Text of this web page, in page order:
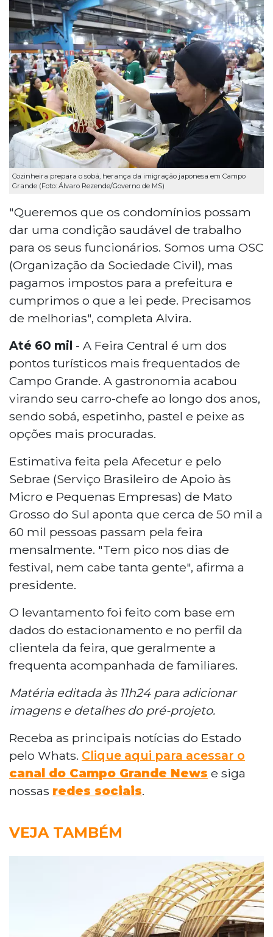
Cozinheira prepara o sobá, herança da imigração japonesa em Campo
Grande (Foto: Álvaro Rezende/Governo de MS)
"Queremos que os condomínios possam
dar uma condição saudável de trabalho
para os seus funcionários. Somos uma OSC
(Organização da Sociedade Civil), mas
pagamos impostos para a prefeitura e
cumprimos o que a lei pede. Precisamos
de melhorias", completa Alvira.
Até 60 mil - A Feira Central é um dos
pontos turísticos mais frequentados de
Campo Grande. A gastronomia acabou
virando seu carro-chefe ao longo dos anos,
sendo sobá, espetinho, pastel e peixe as
opções mais procuradas.
Estimativa feita pela Afecetur e pelo
Sebrae (Serviço Brasileiro de Apoio às
Micro e Pequenas Empresas) de Mato
Grosso do Sul aponta que cerca de 50 mil a
60 mil pessoas passam pela feira
mensalmente. "Tem pico nos dias de
festival, nem cabe tanta gente", afirma a
presidente.
O levantamento foi feito com base em
dados do estacionamento e no perfil da
clientela da feira, que geralmente a
frequenta acompanhada de familiares.
Matéria editada às 11h24 para adicionar
imagens e detalhes do pré-projeto.
Receba as principais notícias do Estado
pelo Whats. Clique aqui para acessar o
canal do Campo Grande News e siga
nossas redes sociais.
VEJA TAMBÉM